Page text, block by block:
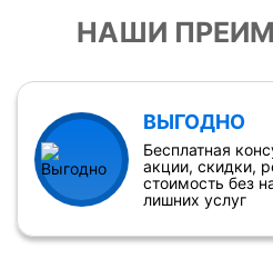
НАШИ
ВЫГОДНО
Бесплатная
акции, скидки,
стоимость без
лишних услуг